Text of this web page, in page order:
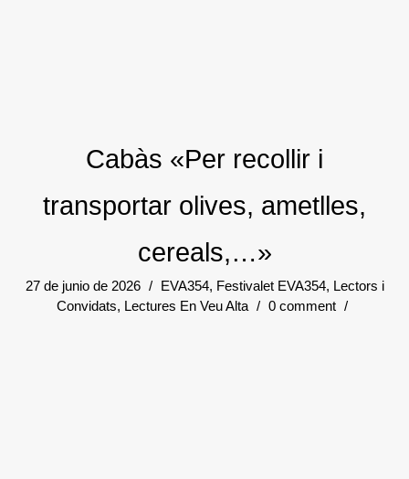
Cabàs «Per recollir i
transportar olives, ametlles,
cereals,…»
27 de junio de 2026 / EVA354, Festivalet EVA354, Lectors i
Convidats, Lectures En Veu Alta / 0 comment /